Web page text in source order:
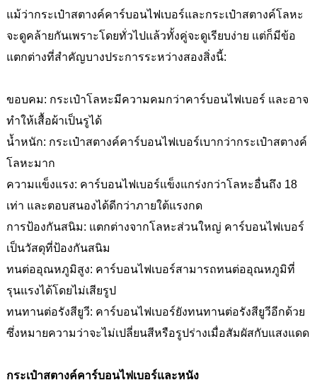
แม้ว่ากระเป๋าสตางค์คาร์บอนไฟเบอร์และกระเป๋าสตางค์โลหะ
จะดูคล้ายกันเพราะโดยทั่วไปแล้วทั้งคู่จะดูเรียบง่าย แต่ก็มีข้อ
แตกต่างที่สำคัญบางประการระหว่างสองสิ่งนี้:
ขอบคม: กระเป๋าโลหะมีความคมกว่าคาร์บอนไฟเบอร์ และอาจ
ทำให้เสื้อผ้าเป็นรูได้
น้ำหนัก: กระเป๋าสตางค์คาร์บอนไฟเบอร์เบากว่ากระเป๋าสตางค์
โลหะมาก
ความแข็งแรง: คาร์บอนไฟเบอร์แข็งแกร่งกว่าโลหะอื่นถึง 18
เท่า และตอบสนองได้ดีกว่าภายใต้แรงกด
การป้องกันสนิม: แตกต่างจากโลหะส่วนใหญ่ คาร์บอนไฟเบอร์
เป็นวัสดุที่ป้องกันสนิม
ทนต่ออุณหภูมิสูง: คาร์บอนไฟเบอร์สามารถทนต่ออุณหภูมิที่
รุนแรงได้โดยไม่เสียรูป
ทนทานต่อรังสียูวี: คาร์บอนไฟเบอร์ยังทนทานต่อรังสียูวีอีกด้วย
ซึ่งหมายความว่าจะไม่เปลี่ยนสีหรือรูปร่างเมื่อสัมผัสกับแสงแดด
กระเป๋าสตางค์คาร์บอนไฟเบอร์และหนัง